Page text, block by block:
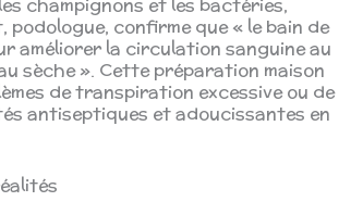
champignons et les bactéries,
confirme que « le bain de
améliorer la circulation sanguine au
sèche ». Cette préparation maison
de transpiration excessive ou de
antiseptiques et adoucissantes en